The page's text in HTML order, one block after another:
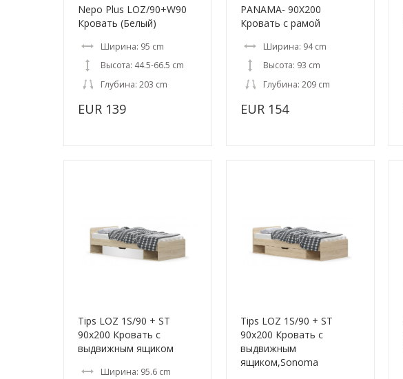
Nepo Plus LOZ/90+W90
Кровать (Белый)
Ширина: 95 cm
Высота: 44.5-66.5 cm
Глубина: 203 cm
EUR 139
PANAMA- 90X200
Кровать c рамой
Ширина: 94 cm
Высота: 93 cm
Глубина: 209 cm
EUR 154
Tips LOZ 1S/90 + ST
90x200 Кровать с
выдвижным ящиком
Ширина: 95.6 cm
Tips LOZ 1S/90 + ST
90x200 Кровать с
выдвижным
ящиком,Sonoma